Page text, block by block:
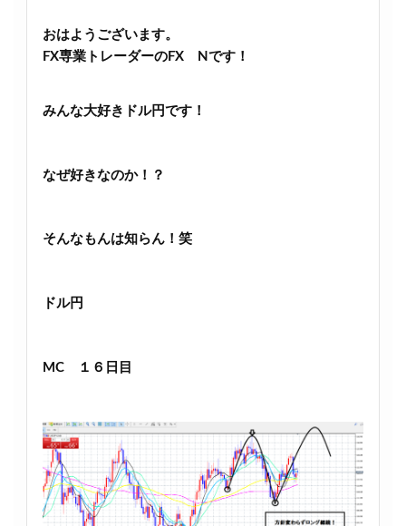
おはようございます。
FX専業トレーダーのFX Nです！
みんな大好きドル円です！
なぜ好きなのか！？
そんなもんは知らん！笑
ドル円
MC １６日目